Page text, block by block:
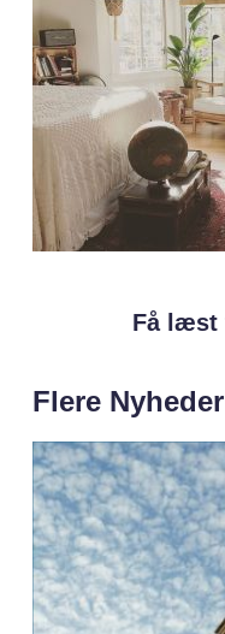
Få læst
Flere Nyheder